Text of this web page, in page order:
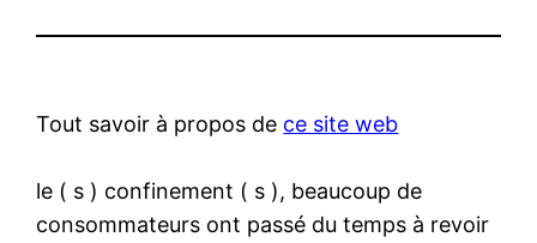
Tout savoir à propos de ce site web
le ( s ) confinement ( s ), beaucoup de
consommateurs ont passé du temps à revoir